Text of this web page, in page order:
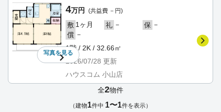
写真を見る
4万円 (共益費 －円)
敷 1ヶ月 礼 － 保 －
償 －
1階 / 2K / 32.66㎡
2026/07/28 更新
ハウスコム 小山店
全2物件
（建物1件中 1〜1件を表示）